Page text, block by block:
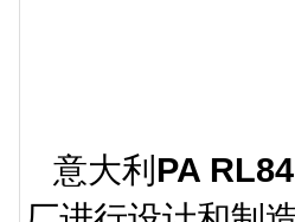
意大利 PA RL84